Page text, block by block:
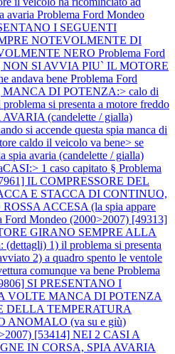
avaria Problema Ford Mondeo
I SEGUENTI
NOTEVOLMENTE DI
NERO Problema Ford
NON SI AVVIA PIU` IL MOTORE
andava bene Problema Ford
MANCA DI POTENZA:> calo di
si presenta a motore freddo
AVARIA (candelette / gialla)
si accende questa spia manca di
caldo il veicolo va bene> se
spia avaria (candelette / gialla)
1 caso capitato § Problema
IL COMPRESSORE DEL
E STACCA DI CONTINUO,
ACCESA (la spia appare
Ford Mondeo (2000>2007) [49313]
GIRANO SEMPRE ALLA
1) il problema si presenta
2) a quadro spento le ventole
comunque va bene Problema
SI PRESENTANO I
VOLTE MANCA DI POTENZA
DELLA TEMPERATURA
ANOMALO (va su e giù)
[53414] NEI 2 CASI A
IN CORSA, SPIA AVARIA